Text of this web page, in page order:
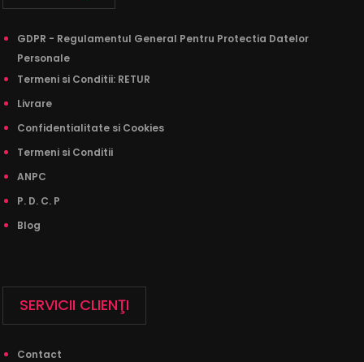
GDPR - Regulamentul General Pentru Protectia Datelor
Personale
Termeni si Conditii: RETUR
Livrare
Confidentialitate si Cookies
Termeni si Conditii
ANPC
P. D. C. P
Blog
SERVICII CLIENŢI
Contact